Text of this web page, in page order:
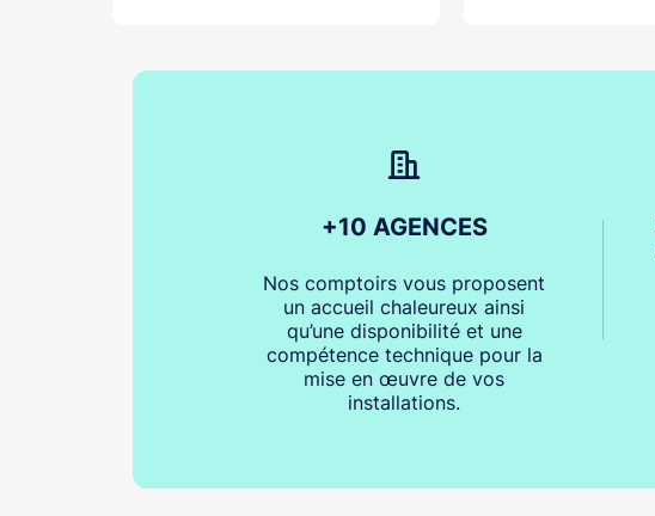
+10 AGENCES
Nos comptoirs vous proposent
un accueil chaleureux ainsi
qu’une disponibilité et une
compétence technique pour la
mise en œuvre de vos
installations.